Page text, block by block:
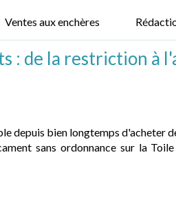
Ventes aux enchères
: de la restriction à
depuis bien longtemps d'acheter
sans ordonnance sur la